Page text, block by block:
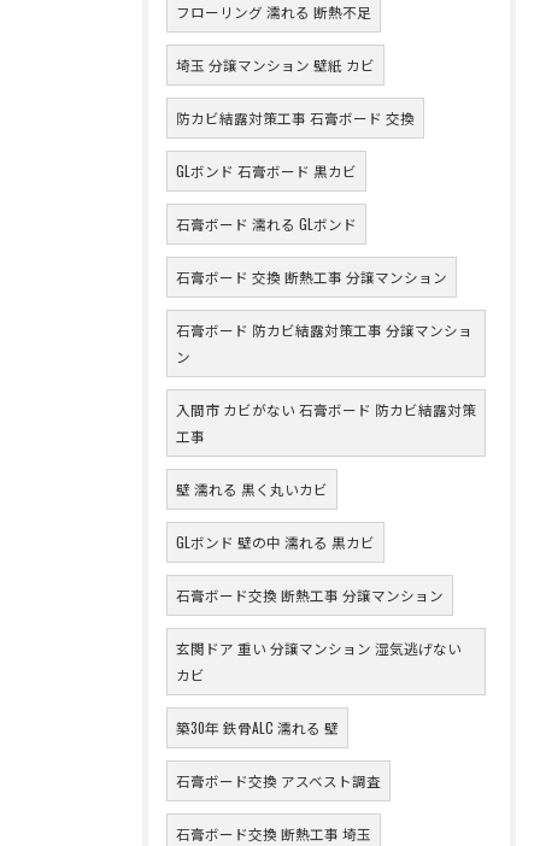
フローリング 濡れる 断熱不足
埼玉 分譲マンション 壁紙 カビ
防カビ結露対策工事 石膏ボード 交換
GLボンド 石膏ボード 黒カビ
石膏ボード 濡れる GLボンド
石膏ボード 交換 断熱工事 分譲マンション
石膏ボード 防カビ結露対策工事 分譲マンショ
ン
入間市 カビがない 石膏ボード 防カビ結露対策
工事
壁 濡れる 黒く丸いカビ
GLボンド 壁の中 濡れる 黒カビ
石膏ボード交換 断熱工事 分譲マンション
玄関ドア 重い 分譲マンション 湿気逃げない
カビ
築30年 鉄骨ALC 濡れる 壁
石膏ボード交換 アスベスト調査
石膏ボード交換 断熱工事 埼玉